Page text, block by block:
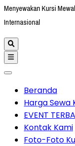
Menyewakan Kursi
Internasional
Beranda
Harga Sewa
EVENT
Kontak Kami
Foto-Foto